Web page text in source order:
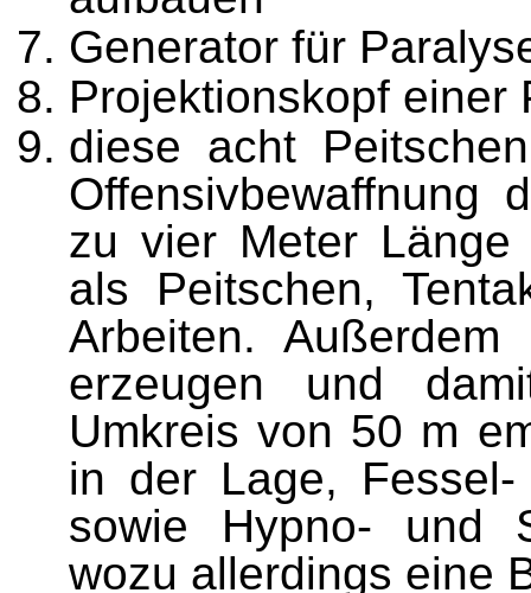
Generator für
Projektionskopf einer
diese acht
Offensivbewaffnung
zu vier Meter Länge
als Peitschen,
Arbeiten.
erzeugen und
Umkreis von 50 m
in der Lage,
sowie Hypno- und
wozu allerdings eine